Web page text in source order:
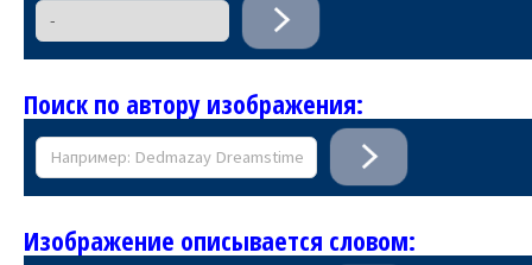
Поиск по автору изображения:
Изображение описывается словом: